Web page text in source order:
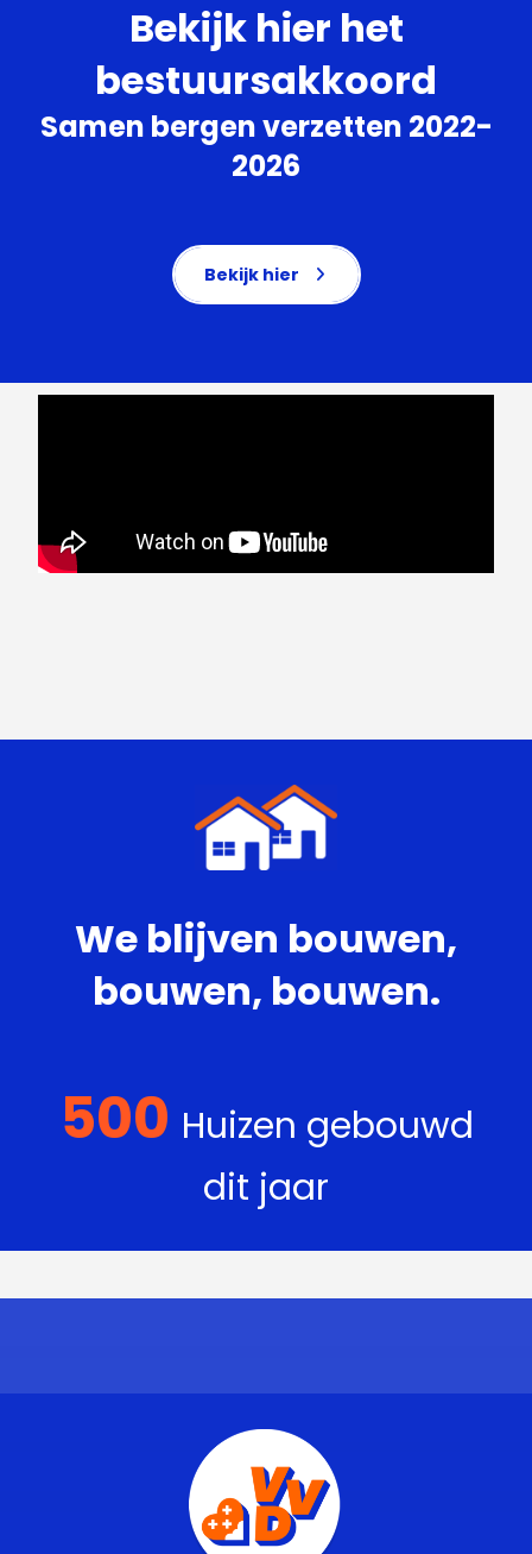
Bekijk hier het
bestuursakkoord
Samen bergen verzetten 2022-
2026
Bekijk hier
We blijven bouwen,
bouwen, bouwen.
500 Huizen gebouwd
dit jaar